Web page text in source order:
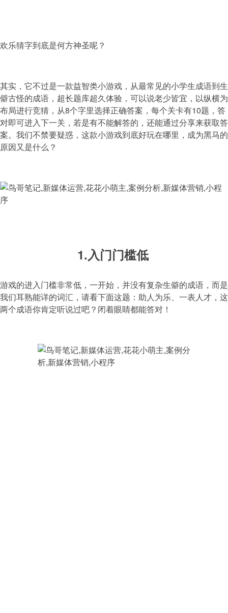
欢乐猜字到底是何方神圣呢？
其实，它不过是一款益智类小游戏，从最常见的小学生成语到生
僻古怪的成语，超长题库超久体验，可以说老少皆宜，以纵横为
布局进行竞猜，从8个字里选择正确答案，每个关卡有10题，答
对即可进入下一关，若是有不能解答的，还能通过分享来获取答
案。我们不禁要疑惑，这款小游戏到底好玩在哪里，成为黑马的
原因又是什么？
1.入门门槛低
游戏的进入门槛非常低，一开始，并没有复杂生僻的成语，而是
我们耳熟能详的词汇，请看下面这题：助人为乐、一表人才，这
两个成语你肯定听说过吧？闭着眼睛都能答对！